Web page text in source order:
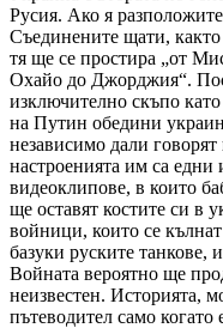
Русия. Ако я
Съединените щати,
тя ще се простира „от
Охайо до Джорджия“.
изключително скъпо
на Путин обедини
независимо дали
настроенията им са едни
видеоклипове, в които
ще оставят костите си в
войници, които се
базуки руските танкове,
Войната вероятно ще
неизвестен. Историята,
пътеводител само когато